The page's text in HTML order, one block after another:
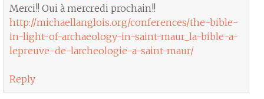
Merci!! Oui à mercredi prochain!!
http://michaellanglois.org/conferences/the-bible-
in-light-of-archaeology-in-saint-maur_la-bible-a-
lepreuve-de-larcheologie-a-saint-maur/
Reply